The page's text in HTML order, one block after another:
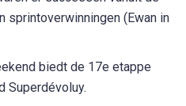
sprintoverwinningen (Ewan in
biedt de 17e etappe
Superdévoluy.